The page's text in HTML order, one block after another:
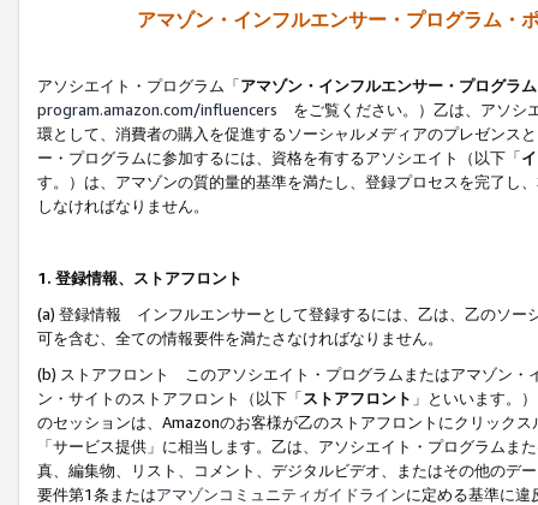
アマゾン・インフルエンサー・プログラム・
アソシエイト・プログラム「アマゾン・インフルエンサー・プログラム
program.amazon.com/influencers をご覧ください。）乙は、アソシ
環として、消費者の購入を促進するソーシャルメディアのプレゼンス
ー・プログラムに参加するには、資格を有するアソシエイト（以下「
す。）は、アマゾンの質的量的基準を満たし、登録プロセスを完了し、
しなければなりません。
1. 登録情報、ストアフロント
(a) 登録情報 インフルエンサーとして登録するには、乙は、乙のソー
可を含む、全ての情報要件を満たさなければなりません。
(b) ストアフロント このアソシエイト・プログラムまたはアマゾン・
ン・サイトのストアフロント（以下「ストアフロント 」といいます。
のセッションは、Amazonのお客様が乙のストアフロントにクリック
「サービス提供」に相当します。乙は、アソシエイト・プログラム
真、編集物、リスト、コメント、デジタルビデオ、またはその他のデ
要件第1条またはアマゾンコミュニティガイドラインに定める基準に違